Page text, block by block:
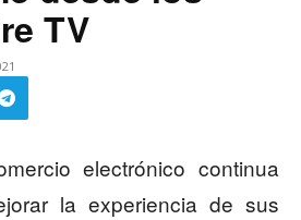
TV
electrónico continua
la experiencia de sus